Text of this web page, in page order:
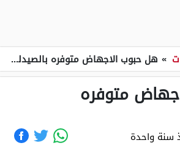
» هل حبوب الاجهاض متوفره بالصيدليات
متوفره
سنة واحدة